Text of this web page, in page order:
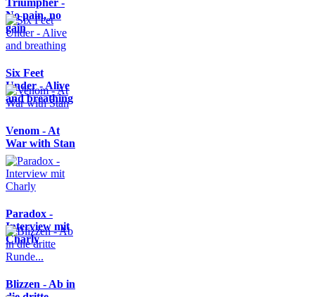
No pain, no
gain
Six Feet
Under - Alive
and breathing
Venom - At
War with Stan
Paradox -
Interview mit
Charly
Blizzen - Ab in